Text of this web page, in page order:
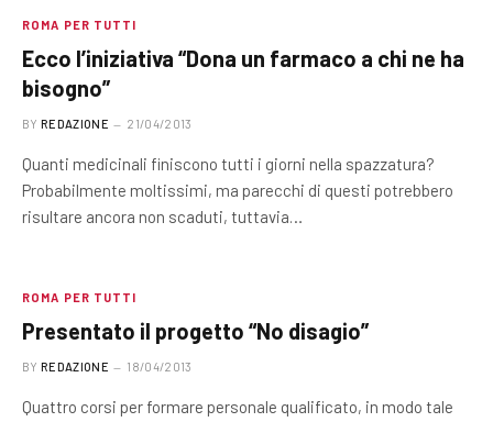
ROMA PER TUTTI
Ecco l’iniziativa “Dona un farmaco a chi ne ha
bisogno”
BY REDAZIONE 21/04/2013
Quanti medicinali finiscono tutti i giorni nella spazzatura?
Probabilmente moltissimi, ma parecchi di questi potrebbero
risultare ancora non scaduti, tuttavia…
ROMA PER TUTTI
Presentato il progetto “No disagio”
BY REDAZIONE 18/04/2013
Quattro corsi per formare personale qualificato, in modo tale